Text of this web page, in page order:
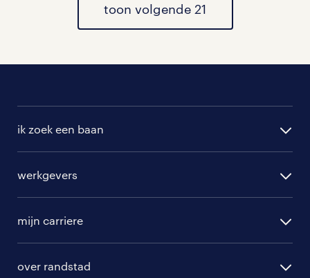
toon volgende 21
ik zoek een baan
randstad professional
randstad digital
werkgevers
hr-diensten
mijn carriere
over randstad